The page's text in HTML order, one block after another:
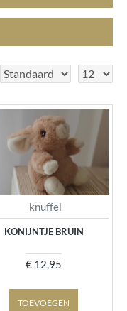
knuffel
KONIJNTJE BRUIN
€ 12,95
TOEVOEGEN